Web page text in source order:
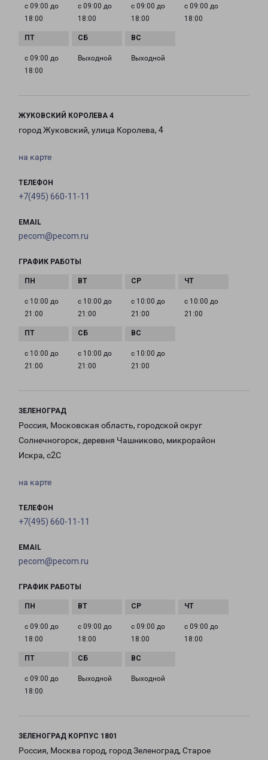
с 09:00 до
18:00
с 09:00 до
18:00
с 09:00 до
18:00
с 09:00 до
18:00
с 09:00 до
18:00
Выходной Выходной
ЖУКОВСКИЙ КОРОЛЕВА 4
город Жуковский, улица Королева, 4
на карте
ТЕЛЕФОН
+7(495) 660-11-11
EMAIL
pecom@pecom.ru
ГРАФИК РАБОТЫ
с 10:00 до
21:00
с 10:00 до
21:00
с 10:00 до
21:00
с 10:00 до
21:00
с 10:00 до
21:00
с 10:00 до
21:00
с 10:00 до
21:00
ЗЕЛЕНОГРАД
Россия, Московская область, городской округ
Солнечногорск, деревня Чашниково, микрорайон
Искра, с2С
на карте
ТЕЛЕФОН
+7(495) 660-11-11
EMAIL
pecom@pecom.ru
ГРАФИК РАБОТЫ
с 09:00 до
18:00
с 09:00 до
18:00
с 09:00 до
18:00
с 09:00 до
18:00
с 09:00 до
18:00
Выходной Выходной
ЗЕЛЕНОГРАД КОРПУС 1801
Россия, Москва город, город Зеленоград, Старое